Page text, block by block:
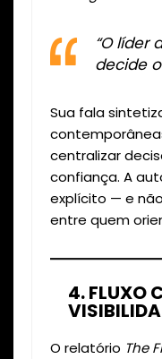
“O líder
decide
Sua fala
centralizar
confiança. A
explícito — e
entre quem
4. FLUXO
O relatório The